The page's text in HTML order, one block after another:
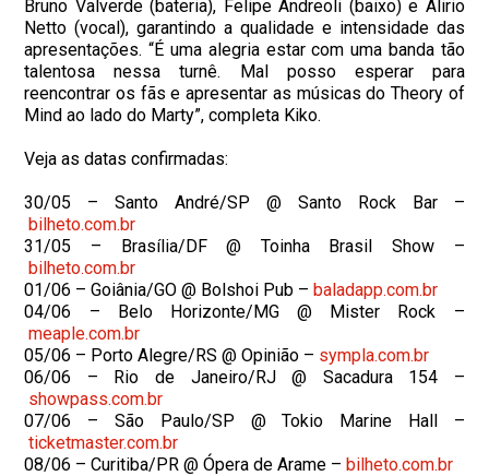
Bruno Valverde (bateria), Felipe Andreoli (baixo) e Alirio
Netto (vocal), garantindo a qualidade e intensidade das
apresentações. “É uma alegria estar com uma banda tão
talentosa nessa turnê. Mal posso esperar para
reencontrar os fãs e apresentar as músicas do Theory of
Mind ao lado do Marty”, completa Kiko.
Veja as datas confirmadas:
30/05 – Santo André/SP @ Santo Rock Bar –
bilheto.com.br
31/05 – Brasília/DF @ Toinha Brasil Show –
bilheto.com.br
01/06 – Goiânia/GO @ Bolshoi Pub – baladapp.com.br
04/06 – Belo Horizonte/MG @ Mister Rock –
meaple.com.br
05/06 – Porto Alegre/RS @ Opinião – sympla.com.br
06/06 – Rio de Janeiro/RJ @ Sacadura 154 –
showpass.com.br
07/06 – São Paulo/SP @ Tokio Marine Hall –
ticketmaster.com.br
08/06 – Curitiba/PR @ Ópera de Arame – bilheto.com.br